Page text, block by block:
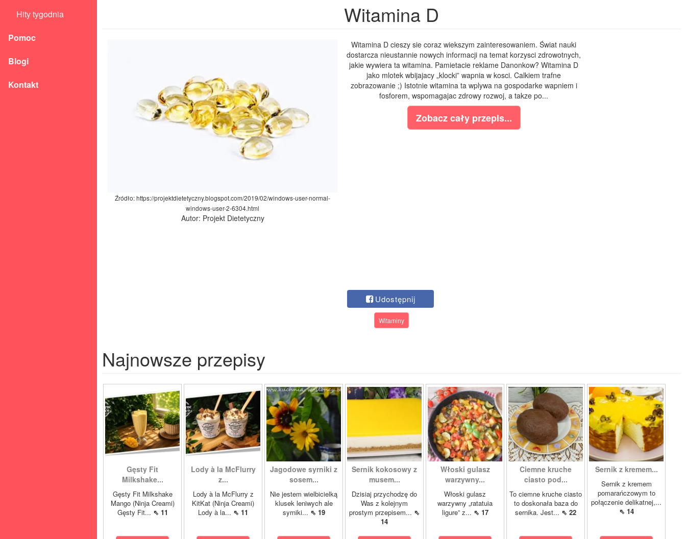
Hity tygodnia
Pomoc
Blogi
Kontakt
Witamina D
Źródło: https://projektdietetyczny.blogspot.com/2019/02/windows-user-normal-
windows-user-2-6304.html
Autor: Projekt Dietetyczny
Witamina D cieszy sie coraz wiekszym zainteresowaniem. Świat nauki
dostarcza nieustannie nowych informacji na temat korzysci zdrowotnych,
jakie wywiera ta witamina. Pamietacie reklame Danonkow? Witamina D
jako mlotek wbijajacy „klocki” wapnia w kosci. Calkiem trafne
zobrazowanie ;) Istotnie witamina ta wplywa na gospodarke wapniem i
fosforem, wspomagajac zdrowy rozwoj, a takze po...
Zobacz cały przepis...
Udostępnij
Witaminy
Najnowsze przepisy
Gęsty Fit
Milkshake...
Gęsty Fit Milkshake
Mango (Ninja Creami)
Gęsty Fit... ⇖ 11
Lody à la McFlurry
z...
Lody à la McFlurry z
KitKat (Ninja Creami)
Lody à la... ⇖ 11
Jagodowe syrniki z
sosem...
Nie jestem wielbicielką
klusek leniwych ale
syrniki... ⇖ 19
Sernik kokosowy z
musem...
Dzisiaj przychodzę do
Was z kolejnym
prostym przepisem... ⇖
14
Włoski gulasz
warzywny...
Włoski gulasz
warzywny „ratatuia
ligure” z... ⇖ 17
Ciemne kruche
ciasto pod...
To ciemne kruche ciasto
to doskonała baza do
sernika. Jest... ⇖ 22
Sernik z kremem...
Sernik z kremem
pomarańczowym to
połączenie delikatnej,...
⇖ 14